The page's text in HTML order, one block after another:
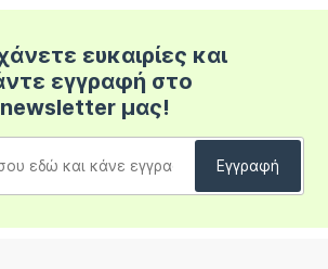
ευκαιρίες και
εγγραφή στο
newsletter μας!